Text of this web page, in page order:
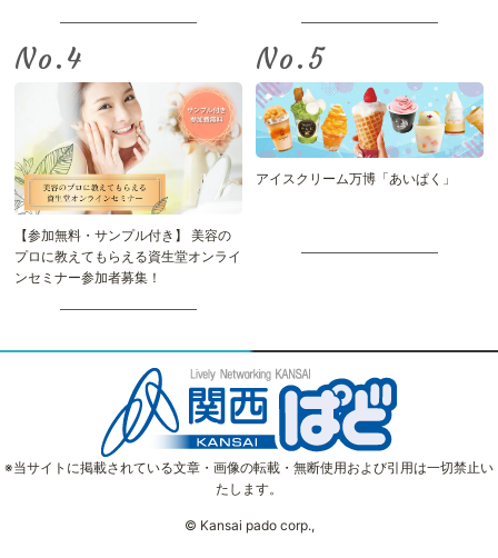
No.
【参加無料・サンプル付き】 美容の
プロに教えてもらえる資生堂オンライ
ンセミナー参加者募集！
No.
アイスクリーム万博「あいぱく」
※当サイトに掲載されている文章・画像の転載・無断使用および引用は一切禁止い
たします。
© Kansai pado corp.,